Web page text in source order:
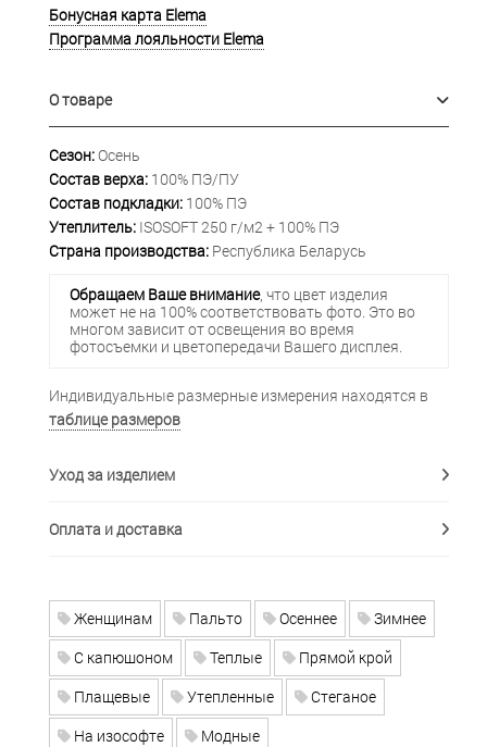
Бонусная карта Elema
Программа лояльности Elema
О товаре
Сезон:Осень
Состав верха: 100% ПЭ/ПУ
Состав подкладки: 100% ПЭ
Утеплитель: ISOSOFT 250 г/м2 + 100% ПЭ
Страна производства: Республика Беларусь
Обращаем Ваше внимание, что цвет изделия
может не на 100% соответствовать фото. Это во
многом зависит от освещения во время
фотосъемки и цветопередачи Вашего дисплея.
Индивидуальные размерные измерения находятся в
таблице размеров
Уход за изделием
Оплата и доставка
Женщинам Пальто Осеннее
Зимнее
С капюшоном
Теплые
Прямой крой
Плащевые
Утепленные
Стеганое
На изософте
Модные